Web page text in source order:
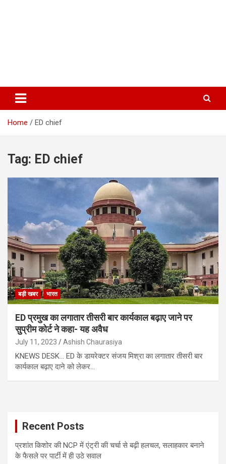
Home ED chief
Tag: ED chief
बड़ी खबर भारत
ED प्रमुख का लगातार तीसरी बार कार्यकाल बढ़ाए जाने पर
सुप्रीम कोर्ट ने कहा- यह अवैध
July 11, 2023 Ashish Chaurasiya
KNEWS DESK… ED के डायरेक्टर संजय मिश्रा का लगातार तीसरी बार
कार्यकाल बढ़ाए दाने को लेकर…
Recent Posts
प्रशांत किशोर की NCP में एंट्री की चर्चा से बढ़ी हलचल, सलाहकार बनाने
के फैसले पर पार्टी में ही उठे सवाल